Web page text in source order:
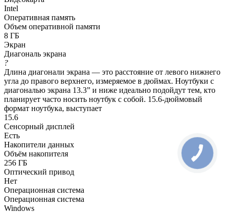
Intel
Оперативная память
Объем оперативной памяти
8 ГБ
Экран
Диагональ экрана
?
Длина диагонали экрана — это расстояние от левого нижнего
угла до правого верхнего, измеряемое в дюймах. Ноутбуки с
диагональю экрана 13.3” и ниже идеально подойдут тем, кто
планирует часто носить ноутбук с собой. 15.6-дюймовый
формат ноутбука, выступает
15.6
Сенсорный дисплей
Есть
Накопители данных
Объём накопителя
256 ГБ
Оптический привод
Нет
Операционная система
Операционная система
Windows